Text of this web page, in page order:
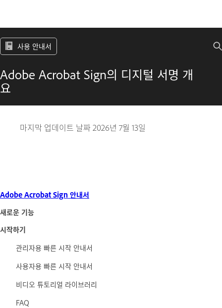
사용 안내서
Adobe Acrobat Sign의 디지털 서명 개
요
마지막 업데이트 날짜2026년 7월 13일
Adobe Acrobat Sign 안내서
새로운 기능
시작하기
관리자용 빠른 시작 안내서
사용자용 빠른 시작 안내서
비디오 튜토리얼 라이브러리
FAQ